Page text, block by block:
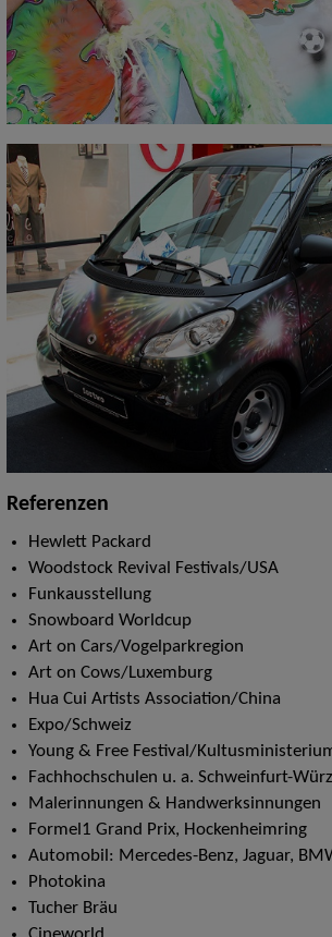
Referenzen
Hewlett Packard
Woodstock Revival Festivals/USA
Funkausstellung
Snowboard Worldcup
Art on Cars/Vogelparkregion
Art on Cows/Luxemburg
Hua Cui Artists Association/China
Expo/Schweiz
Young & Free Festival/
Fachhochschulen u. a. Schweinfurt-
Malerinnungen & Handwerksinnungen
Formel1 Grand Prix, Hockenheimring
Automobil: Mercedes-Benz, Jaguar,
Photokina
Tucher Bräu